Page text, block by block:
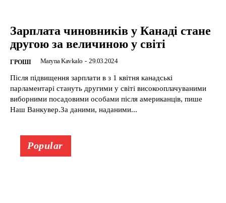
Зарплата чиновників у Канаді стане
другою за величиною у світі
ГРОШІ Maryna Kavkalo - 29.03.2024
Після підвищення зарплати в з 1 квітня канадські
парламентарі стануть другими у світі високооплачуваними
виборними посадовими особами після американців, пише
Наш Ванкувер.За даними, наданими...
Popular